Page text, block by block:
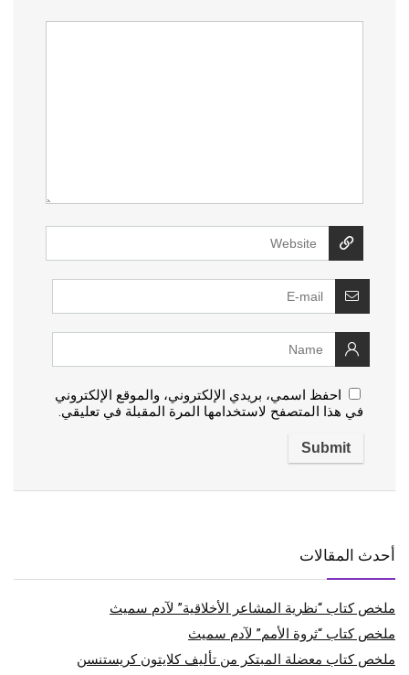
احفظ اسمي، بريدي الإلكتروني، والموقع الإلكتروني
في هذا المتصفح لاستخدامها المرة المقبلة في تعليقي.
أحدث المقالات
ملخص كتاب “نظرية المشاعر الأخلاقية” لآدم سميث
ملخص كتاب “ثروة الأمم” لآدم سميث
ملخص كتاب معضلة المبتكر من تأليف كلايتون كريستنسن